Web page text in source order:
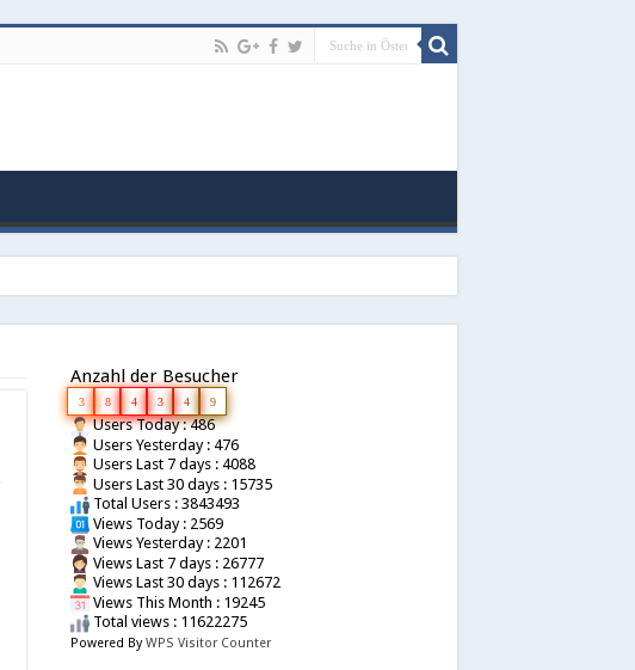
Anzahl der Besucher
3 8 4 3 4 9
Users Today : 486
Users Yesterday : 476
Users Last 7 days : 4088
Users Last 30 days : 15735
Total Users : 3843493
Views Today : 2569
Views Yesterday : 2201
Views Last 7 days : 26777
Views Last 30 days : 112672
Views This Month : 19245
Total views : 11622275
Powered By WPS Visitor Counter